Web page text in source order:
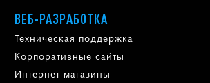
ВЕБ-РАЗРАБОТКА
Техническая поддержка
Корпоративные сайты
Интернет-магазины